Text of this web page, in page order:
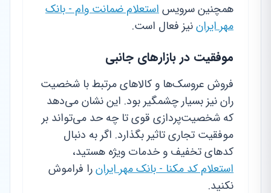
همچنین سرویساستعلام ضمانت وام - بانک
مهر ایراننیز فعال است.
موفقیت در بازارهای جانبی
فروش عروسک‌ها و کالاهای مرتبط با شخصیت
ران نیز بسیار چشمگیر بود. این نشان می‌دهد
که شخصیت‌پردازی قوی تا چه حد می‌تواند بر
موفقیت تجاری تاثیر بگذارد. اگر به دنبال
کدهای تخفیف و خدمات ویژه هستید،
استعلام کد مکنا - بانک مهر ایرانرا فراموش
نکنید.